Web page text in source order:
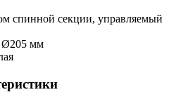
спинной секции, управляемый
Ø205 мм